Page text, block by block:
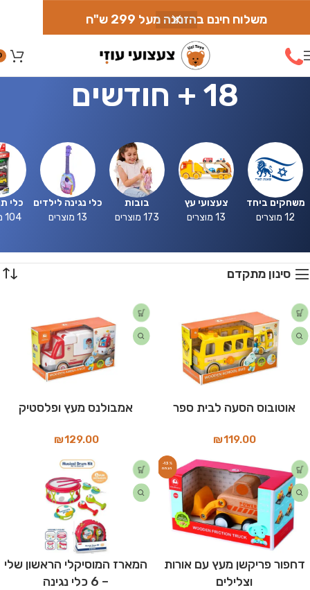
משלוח חינם בהזמנה מעל 299 ש"ח
18 + חודשים
משחקים ביחד
12 מוצרים
צעצועי עץ
13 מוצרים
בובות
173 מוצרים
כלי נגינה לילדים
13 מוצרים
כלי
104 מוצרים
סינון מתקדם
אוטובוס הסעה לבית ספר
₪119.00
אמבולנס מעץ ופלסטיק
₪129.00
-13%
דחפור פריקשן מעץ עם אורות
וצלילים
המארז המוסיקלי הראשון שלי
– 6 כלי נגינה